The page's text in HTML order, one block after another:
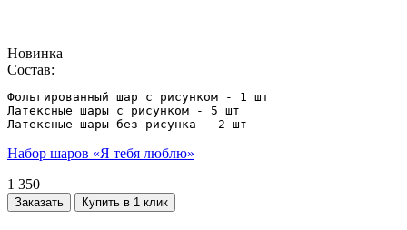
Новинка
Состав:
Фольгированный шар с рисунком - 1 шт
Латексные шары с рисунком - 5 шт
Латексные шары без рисунка - 2 шт
Набор шаров «Я тебя люблю»
1 350
Заказать Купить в 1 клик